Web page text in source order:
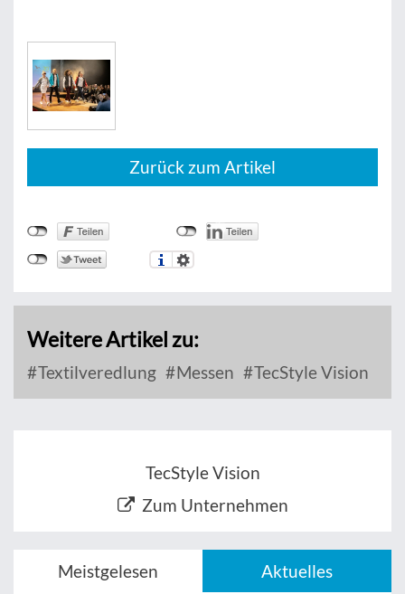
Zurück zum Artikel
Weitere Artikel zu:
Textilveredlung Messen TecStyle Vision
TecStyle Vision
Zum Unternehmen
Meistgelesen Aktuelles